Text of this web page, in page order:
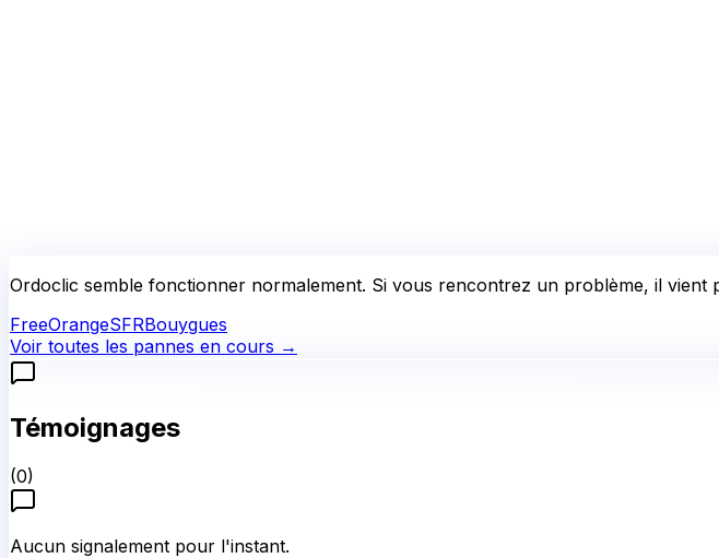
Ordoclic semble fonctionner normalement. Si vous rencontrez un problème, il vient
FreeOrangeSFRBouygues
Voir toutes les pannes en cours →
Témoignages
(0)
Aucun signalement pour l'instant.